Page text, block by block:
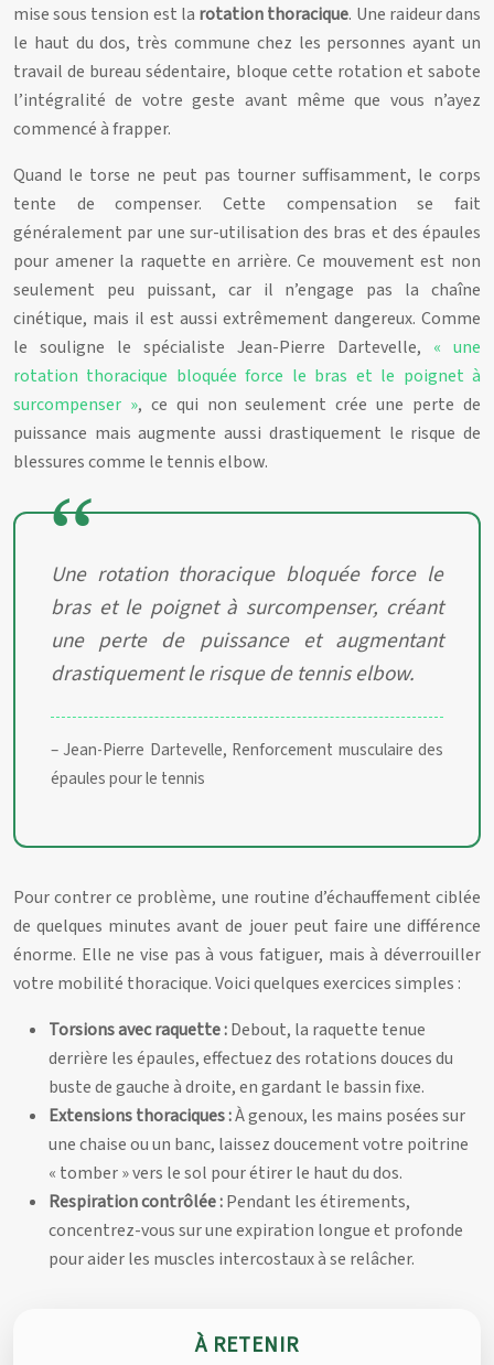
mise sous tension est la rotation thoracique. Une raideur dans
le haut du dos, très commune chez les personnes ayant un
travail de bureau sédentaire, bloque cette rotation et sabote
l’intégralité de votre geste avant même que vous n’ayez
commencé à frapper.
Quand le torse ne peut pas tourner suffisamment, le corps
tente de compenser. Cette compensation se fait
généralement par une sur-utilisation des bras et des épaules
pour amener la raquette en arrière. Ce mouvement est non
seulement peu puissant, car il n’engage pas la chaîne
cinétique, mais il est aussi extrêmement dangereux. Comme
le souligne le spécialiste Jean-Pierre Dartevelle, « une
rotation thoracique bloquée force le bras et le poignet à
surcompenser », ce qui non seulement crée une perte de
puissance mais augmente aussi drastiquement le risque de
blessures comme le tennis elbow.
Une rotation thoracique bloquée force le
bras et le poignet à surcompenser, créant
une perte de puissance et augmentant
drastiquement le risque de tennis elbow.
– Jean-Pierre Dartevelle, Renforcement musculaire des
épaules pour le tennis
Pour contrer ce problème, une routine d’échauffement ciblée
de quelques minutes avant de jouer peut faire une différence
énorme. Elle ne vise pas à vous fatiguer, mais à déverrouiller
votre mobilité thoracique. Voici quelques exercices simples :
Torsions avec raquette :Debout, la raquette tenue
derrière les épaules, effectuez des rotations douces du
buste de gauche à droite, en gardant le bassin fixe.
Extensions thoraciques :À genoux, les mains posées sur
une chaise ou un banc, laissez doucement votre poitrine
« tomber » vers le sol pour étirer le haut du dos.
Respiration contrôlée :Pendant les étirements,
concentrez-vous sur une expiration longue et profonde
pour aider les muscles intercostaux à se relâcher.
À RETENIR